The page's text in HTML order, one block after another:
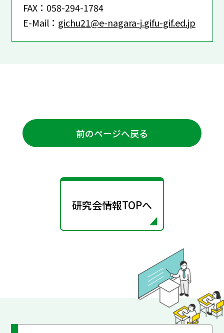
FAX：058-294-1784
E-Mail： gichu21@e-nagara-j.gifu-gif.ed.jp
前のページへ戻る
研究会情報TOPへ